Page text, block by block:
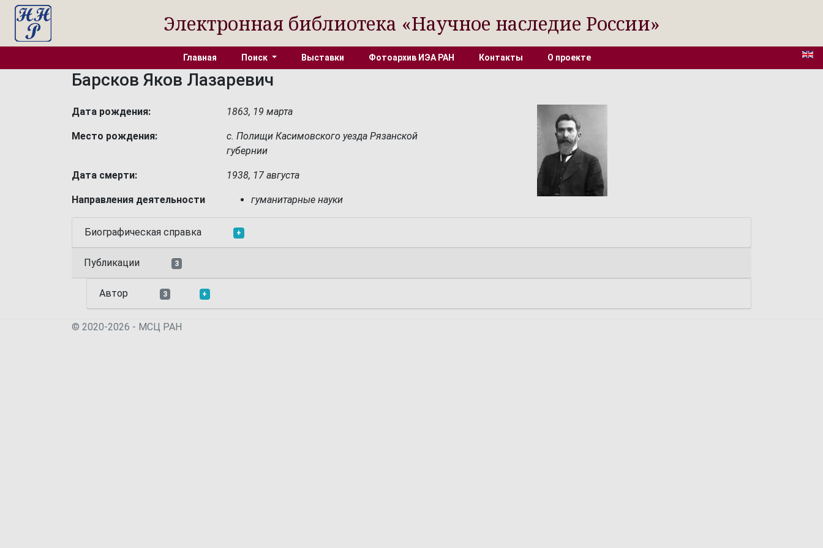
Электронная библиотека «Научное наследие России»
Главная Поиск Выставки Фотоархив ИЭА РАН Контакты О проекте
Барсков Яков Лазаревич
Дата рождения: 1863, 19 марта
Место рождения:
с. Полищи Касимовского уезда Рязанской
губернии
Дата смерти: 1938, 17 августа
Направления деятельности гуманитарные науки
Биографическая справка +
Публикации 3
Автор 3 +
© 2020-2026 - МСЦ РАН